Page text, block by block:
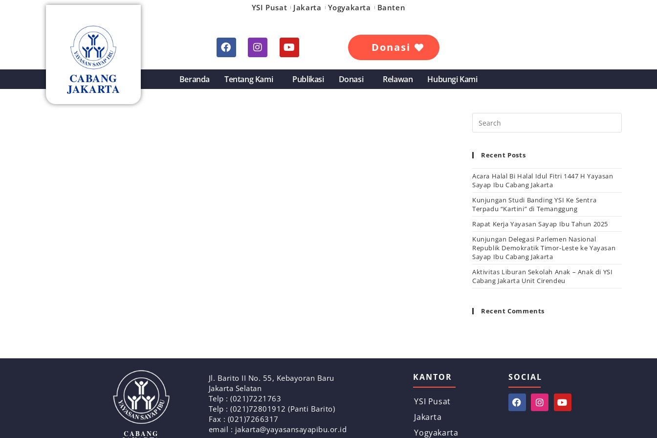
YSI Pusat Jakarta Yogyakarta Banten
CABANG
JAKARTA
Donasi
Beranda Tentang Kami Publikasi Donasi Relawan Hubungi Kami
Recent Posts
Acara Halal Bi Halal Idul Fitri 1447 H Yayasan
Sayap Ibu Cabang Jakarta
Kunjungan Studi Banding YSI Ke Sentra
Terpadu “Kartini” di Temanggung
Rapat Kerja Yayasan Sayap Ibu Tahun 2025
Kunjungan Delegasi Parlemen Nasional
Republik Demokratik Timor-Leste ke Yayasan
Sayap Ibu Cabang Jakarta
Aktivitas Liburan Sekolah Anak – Anak di YSI
Cabang Jakarta Unit Cirendeu
Recent Comments
CABANG
Jl. Barito II No. 55, Kebayoran Baru
Jakarta Selatan
Telp : (021)7221763
Telp : (021)72801912 (Panti Barito)
Fax : (021)7266317
email : jakarta@yayasansayapibu.or.id
KANTOR
YSI Pusat
Jakarta
Yogyakarta
SOCIAL